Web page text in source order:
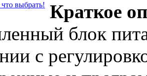
Краткое
блок
с